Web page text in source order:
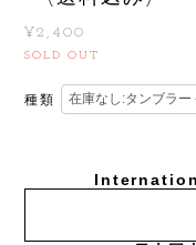
¥2,400
SOLD OUT
種類